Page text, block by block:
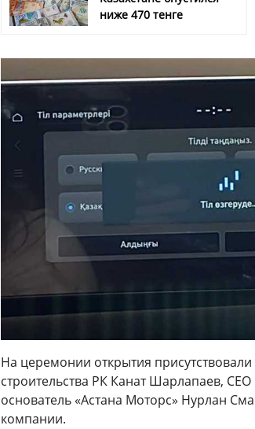
ниже 470 тенге
На церемонии открытия
строительства РК Канат Шарлапаев,
основатель «Астана Моторс» Нурлан
компании.